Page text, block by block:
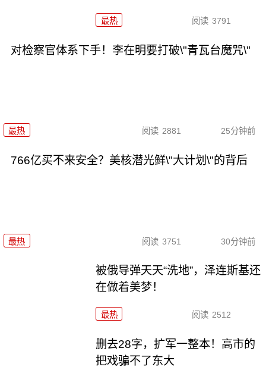
最热 阅读 3791
对检察官体系下手！李在明要打破\"青瓦台魔咒\"
最热 阅读 2881 25分钟前
766亿买不来安全？美核潜光鲜\"大计划\"的背后
最热 阅读 3751 30分钟前
被俄导弹天天“洗地”，泽连斯基还
在做着美梦！
最热 阅读 2512
删去28字，扩军一整本！高市的
把戏骗不了东大